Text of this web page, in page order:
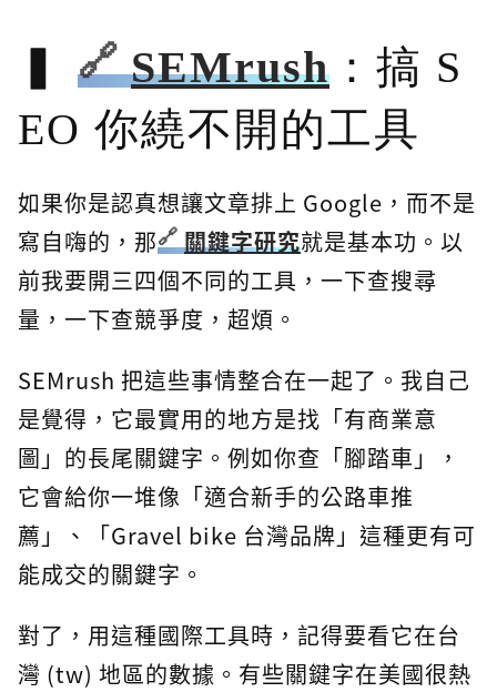
SEMrush ：搞 S
EO 你繞不開的工具
如果你是認真想讓文章排上 Google，而不是
寫自嗨的，那
關鍵字研究就是基本功。以
前我要開三四個不同的工具，一下查搜尋
量，一下查競爭度，超煩。
SEMrush 把這些事情整合在一起了。我自己
是覺得，它最實用的地方是找「有商業意
圖」的長尾關鍵字。例如你查「腳踏車」，
它會給你一堆像「適合新手的公路車推
薦」、「Gravel bike 台灣品牌」這種更有可
能成交的關鍵字。
對了，用這種國際工具時，記得要看它在台
灣 (tw) 地區的數據。有些關鍵字在美國很熱